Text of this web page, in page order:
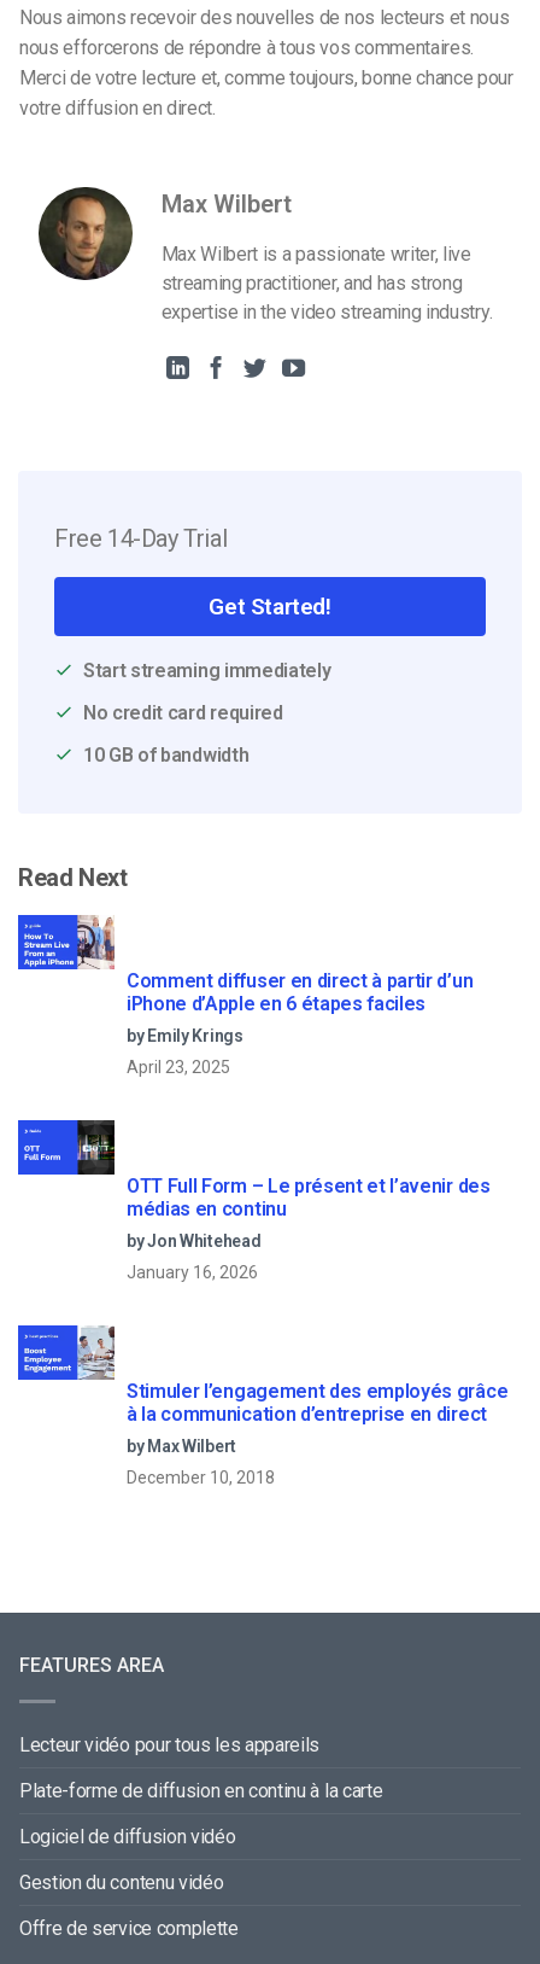
Nous aimons recevoir des nouvelles de nos lecteurs et nous
nous efforcerons de répondre à tous vos commentaires.
Merci de votre lecture et, comme toujours, bonne chance pour
votre diffusion en direct.
Max Wilbert
Max Wilbert is a passionate writer, live
streaming practitioner, and has strong
expertise in the video streaming industry.
Free 14-Day Trial
Get Started!
Start streaming immediately
No credit card required
10 GB of bandwidth
Read Next
Comment diffuser en direct à partir d’un
iPhone d’Apple en 6 étapes faciles
by Emily Krings
April 23, 2025
OTT Full Form – Le présent et l’avenir des
médias en continu
by Jon Whitehead
January 16, 2026
Stimuler l’engagement des employés grâce
à la communication d’entreprise en direct
by Max Wilbert
December 10, 2018
FEATURES AREA
Lecteur vidéo pour tous les appareils
Plate-forme de diffusion en continu à la carte
Logiciel de diffusion vidéo
Gestion du contenu vidéo
Offre de service complette